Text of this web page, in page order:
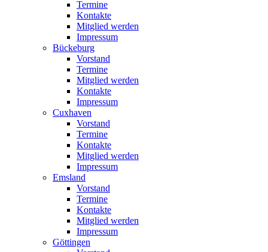
Termine
Kontakte
Mitglied werden
Impressum
Bückeburg
Vorstand
Termine
Mitglied werden
Kontakte
Impressum
Cuxhaven
Vorstand
Termine
Kontakte
Mitglied werden
Impressum
Emsland
Vorstand
Termine
Kontakte
Mitglied werden
Impressum
Göttingen